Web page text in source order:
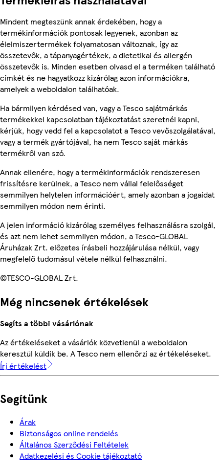
Mindent megteszünk annak érdekében, hogy a
termékinformációk pontosak legyenek, azonban az
élelmiszertermékek folyamatosan változnak, így az
összetevők, a tápanyagértékek, a dietetikai és allergén
összetevők is. Minden esetben olvasd el a terméken található
címkét és ne hagyatkozz kizárólag azon információkra,
amelyek a weboldalon találhatóak.
Ha bármilyen kérdésed van, vagy a Tesco sajátmárkás
termékekkel kapcsolatban tájékoztatást szeretnél kapni,
kérjük, hogy vedd fel a kapcsolatot a Tesco vevőszolgálatával,
vagy a termék gyártójával, ha nem Tesco saját márkás
termékről van szó.
Annak ellenére, hogy a termékinformációk rendszeresen
frissítésre kerülnek, a Tesco nem vállal felelősséget
semmilyen helytelen információért, amely azonban a jogaidat
semmilyen módon nem érinti.
A jelen információ kizárólag személyes felhasználásra szolgál,
és azt nem lehet semmilyen módon, a Tesco-GLOBAL
Áruházak Zrt. előzetes írásbeli hozzájárulása nélkül, vagy
megfelelő tudomásul vétele nélkül felhasználni.
©TESCO-GLOBAL Zrt.
Még nincsenek értékelések
Segíts a többi vásárlónak
Az értékeléseket a vásárlók közvetlenül a weboldalon
keresztül küldik be. A Tesco nem ellenőrzi az értékeléseket.
Írj értékelést
Segítünk
Árak
Biztonságos online rendelés
Általános Szerződési Feltételek
Adatkezelési és Cookie tájékoztató